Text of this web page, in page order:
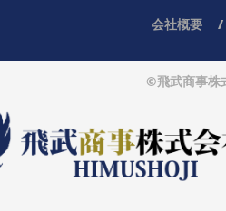
会社概要
©飛武商事